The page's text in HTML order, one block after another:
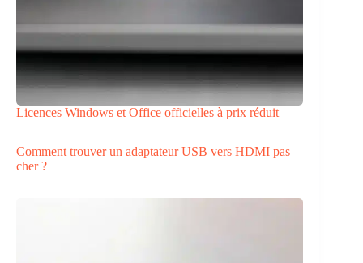
Licences Windows et Office officielles à prix réduit
Comment trouver un adaptateur USB vers HDMI pas
cher ?